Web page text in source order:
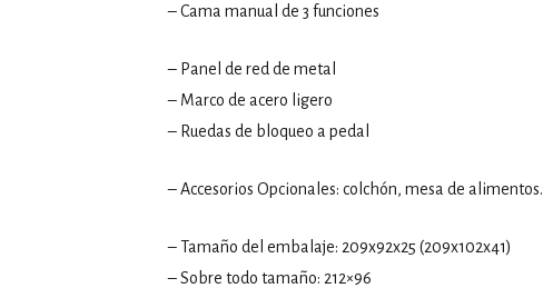
– Cama manual de 3 funciones
– Panel de red de metal
– Marco de acero ligero
– Ruedas de bloqueo a pedal
– Accesorios Opcionales: colchón, mesa de alimentos.
– Tamaño del embalaje: 209x92x25 (209x102x41)
– Sobre todo tamaño: 212×96